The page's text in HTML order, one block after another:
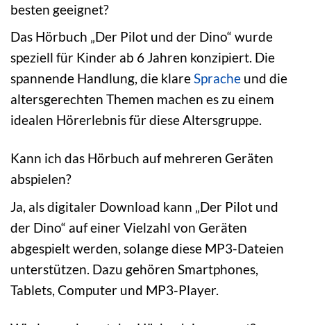
besten geeignet?
Das Hörbuch „Der Pilot und der Dino“ wurde
speziell für Kinder ab 6 Jahren konzipiert. Die
spannende Handlung, die klareSprache und die
altersgerechten Themen machen es zu einem
idealen Hörerlebnis für diese Altersgruppe.
Kann ich das Hörbuch auf mehreren Geräten
abspielen?
Ja, als digitaler Download kann „Der Pilot und
der Dino“ auf einer Vielzahl von Geräten
abgespielt werden, solange diese MP3-Dateien
unterstützen. Dazu gehören Smartphones,
Tablets, Computer und MP3-Player.